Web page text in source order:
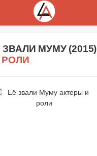
ЗВАЛИ МУМУ(2015)